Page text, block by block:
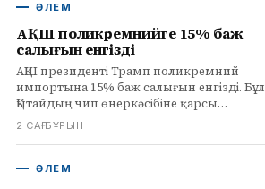
ӘЛЕМ
АҚШ поликремнийге 15% баж
салығын енгізді
АҚШ президенті Трамп поликремний
импортына 15% баж салығын енгізді. Бұл
Қытайдың чип өнеркәсібіне қарсы
бағытталған шара. Тариф желтоқсанда
2 САҒ БҰРЫН
ӘЛЕМ